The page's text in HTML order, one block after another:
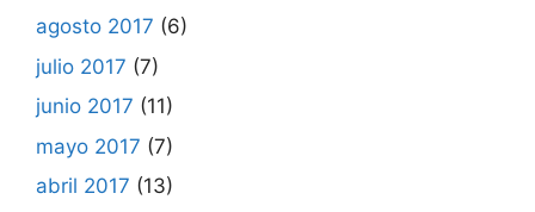
agosto 2017 (6)
julio 2017 (7)
junio 2017 (11)
mayo 2017 (7)
abril 2017 (13)